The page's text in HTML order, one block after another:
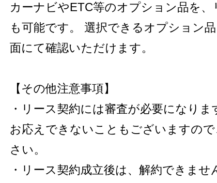
カーナビやETC等のオプション品を
も可能です。 選択できるオプション
面にて確認いただけます。
【その他注意事項】
・リース契約には審査が必要になり
お応えできないこともございますの
さい。
・リース契約成立後は、解約できませ